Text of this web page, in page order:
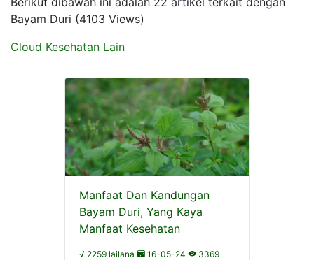
Bayam Duri (4103 Views)
Cloud Kesehatan Lain
Manfaat Dan Kandungan
Bayam Duri, Yang Kaya
Manfaat Kesehatan
√ 2259 lailana 16-05-24 3369